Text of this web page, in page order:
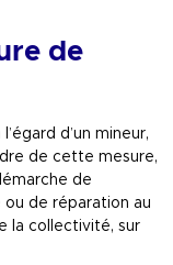
de
d’un mineur,
de cette mesure,
de
ou de réparation au
la collectivité, sur